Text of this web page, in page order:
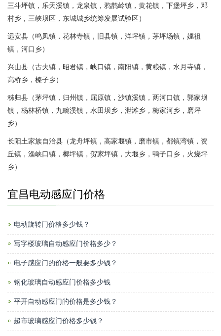
三斗坪镇，乐天溪镇，龙泉镇，鸦鹊岭镇，黄花镇，下堡坪乡，邓
村乡，三峡坝区，东城城乡统筹发展试验区）
远安县（鸣凤镇，花林寺镇，旧县镇，洋坪镇，茅坪场镇，嫘祖
镇，河口乡）
兴山县（古夫镇，昭君镇，峡口镇，南阳镇，黄粮镇，水月寺镇，
高桥乡，榛子乡）
秭归县（茅坪镇，归州镇，屈原镇，沙镇溪镇，两河口镇，郭家坝
镇，杨林桥镇，九畹溪镇，水田坝乡，泄滩乡，梅家河乡，磨坪
乡）
长阳土家族自治县（龙舟坪镇，高家堰镇，磨市镇，都镇湾镇，资
丘镇，渔峡口镇，榔坪镇，贺家坪镇，大堰乡，鸭子口乡，火烧坪
乡）
宜昌电动感应门价格
电动旋转门价格多少钱？
写字楼玻璃自动感应门价格多少？
电子感应门的价格一般要多少钱？
钢化玻璃自动感应门价格多少钱
平开自动感应门的价格是多少钱？
超市玻璃感应门价格多少钱？